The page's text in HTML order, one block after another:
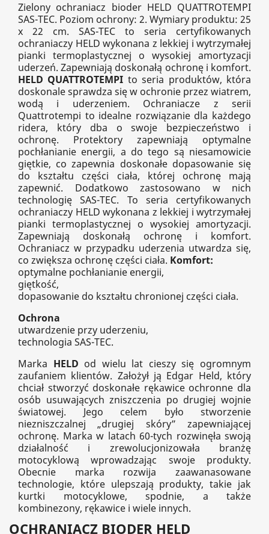
Zielony ochraniacz bioder HELD QUATTROTEMPI
SAS-TEC. Poziom ochrony: 2. Wymiary produktu: 25
x 22 cm. SAS-TEC to seria certyfikowanych
ochraniaczy HELD wykonana z lekkiej i wytrzymałej
pianki termoplastycznej o wysokiej amortyzacji
uderzeń. Zapewniają doskonałą ochronę i komfort.
HELD QUATTROTEMPI to seria produktów, która
doskonale sprawdza się w ochronie przez wiatrem,
wodą i uderzeniem. Ochraniacze z serii
Quattrotempi to idealne rozwiązanie dla każdego
ridera, który dba o swoje bezpieczeństwo i
ochronę. Protektory zapewniają optymalne
pochłanianie energii, a do tego są niesamowicie
giętkie, co zapewnia doskonałe dopasowanie się
do kształtu części ciała, której ochronę mają
zapewnić. Dodatkowo zastosowano w nich
technologię SAS-TEC. To seria certyfikowanych
ochraniaczy HELD wykonana z lekkiej i wytrzymałej
pianki termoplastycznej o wysokiej amortyzacji.
Zapewniają doskonałą ochronę i komfort.
Ochraniacz w przypadku uderzenia utwardza się,
co zwiększa ochronę części ciała. Komfort:
optymalne pochłanianie energii,
giętkość,
dopasowanie do kształtu chronionej części ciała.
Ochrona
utwardzenie przy uderzeniu,
technologia SAS-TEC.
Marka HELD od wielu lat cieszy się ogromnym
zaufaniem klientów. Założył ją Edgar Held, który
chciał stworzyć doskonałe rękawice ochronne dla
osób usuwających zniszczenia po drugiej wojnie
światowej. Jego celem było stworzenie
niezniszczalnej „drugiej skóry” zapewniającej
ochronę. Marka w latach 60-tych rozwinęła swoją
działalność i zrewolucjonizowała branżę
motocyklową wprowadzając swoje produkty.
Obecnie marka rozwija zaawanasowane
technologie, które ulepszają produkty, takie jak
kurtki motocyklowe, spodnie, a także
kombinezony, rękawice i wiele innych.
OCHRANIACZ BIODER HELD